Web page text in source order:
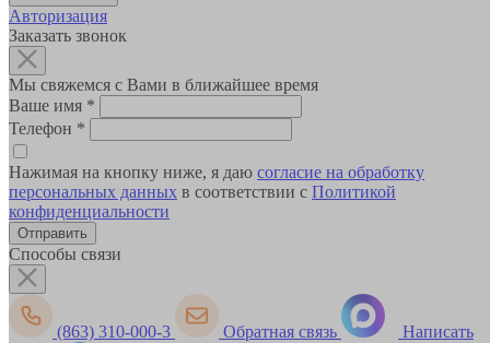
Авторизация
Заказать звонок
Мы свяжемся с Вами в ближайшее время
Ваше имя *
Телефон *
Нажимая на кнопку ниже, я даю согласие на обработку
персональных данных в соответствии с Политикой
конфиденциальности
Способы связи
(863) 310-000-3 Обратная связь Написать